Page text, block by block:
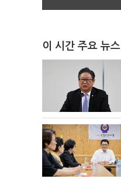
이 시간 주요 뉴스